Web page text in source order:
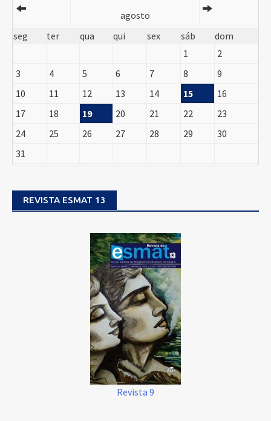
agosto
seg
ter qua qui sex sáb
dom
1
2
3
4 5 6 7 8
9
10
11 12 13 14 15
16
17
18 19 20 21 22
23
24
25 26 27 28 29
30
31
REVISTA ESMAT 13
Revista 9